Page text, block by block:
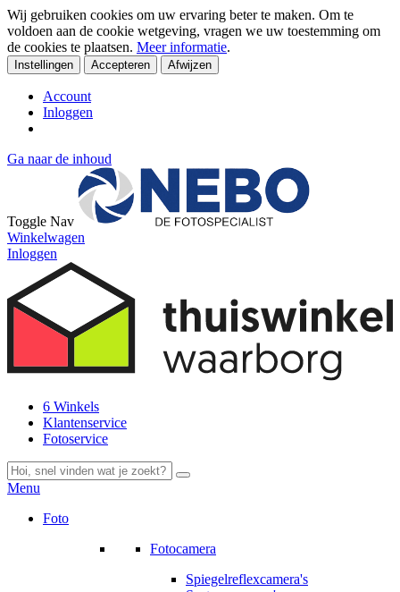
Wij gebruiken cookies om uw ervaring beter te maken. Om te
voldoen aan de cookie wetgeving, vragen we uw toestemming om
de cookies te plaatsen. Meer informatie.
Instellingen Accepteren Afwijzen
Account
Inloggen
Ga naar de inhoud
Toggle Nav
Winkelwagen
Inloggen
6 Winkels
Klantenservice
Fotoservice
Menu
Foto
Fotocamera
Spiegelreflexcamera's